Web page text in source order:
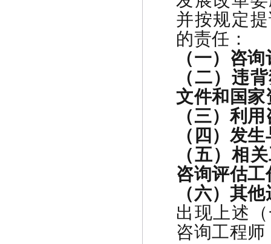
并按规定
的责任：
（一）咨
（二）违
文件和国家
（三）利
（四）发
（五）相
咨询评估
（六）其
出现上述
咨询工程